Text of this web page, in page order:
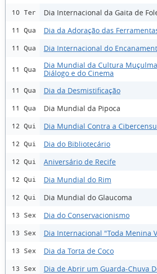
10 Ter Dia Internacional da Gaita de
11 Qua Dia da Adoração das
11 Qua Dia Internacional do
11 Qua
Dia Mundial da Cultura
Diálogo e do Cinema
11 Qua Dia da Desmistificação
11 Qua Dia Mundial da Pipoca
12 Qui Dia Mundial Contra a
12 Qui Dia do Bibliotecário
12 Qui Aniversário de Recife
12 Qui Dia Mundial do Rim
12 Qui Dia Mundial do Glaucoma
13 Sex Dia do Conservacionismo
13 Sex Dia Internacional "Toda Menina
13 Sex Dia da Torta de Coco
13 Sex Dia de Abrir um Guarda-Chuva